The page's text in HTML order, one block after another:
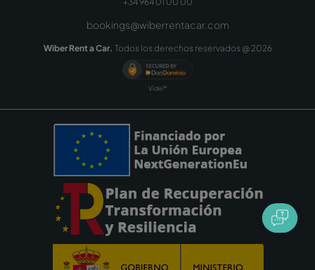
bookings@wiberrentacar.com
Wiber Rent a Car. Todos los derechos reservados @ 2026
Videl*